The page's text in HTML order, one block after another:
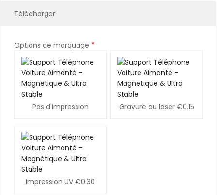
Télécharger
Options de marquage *
Pas d'impression Gravure au laser €0.15
Impression UV €0.30